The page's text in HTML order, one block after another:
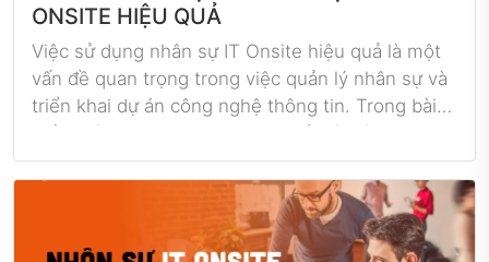
ONSITE HIỆU QUẢ
Việc sử dụng nhân sự IT Onsite hiệu quả là một
vấn đề quan trọng trong việc quản lý nhân sự và
triển khai dự án công nghệ thông tin. Trong bài
nghiệp về "Bí quyết sử dụng nhân sự Onsite hiệu
quả".